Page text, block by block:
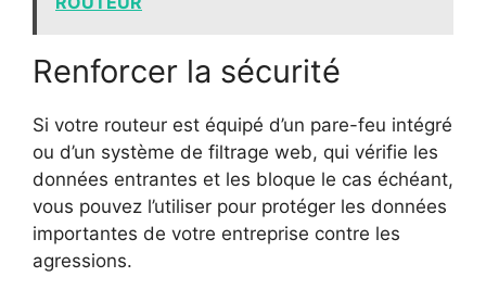
Renforcer la sécurité
Si votre routeur est équipé d’un pare-feu intégré
ou d’un système de filtrage web, qui vérifie les
données entrantes et les bloque le cas échéant,
vous pouvez l’utiliser pour protéger les données
importantes de votre entreprise contre les
agressions.